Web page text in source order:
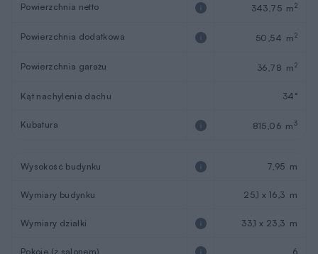
Powierzchnia netto 343,75 m2
Powierzchnia dodatkowa 50,54 m2
Powierzchnia garażu 36,78 m2
Kąt nachylenia dachu 34°
Kubatura 815,06 m3
Wysokość budynku 7,95 m
Wymiary budynku 25,1 x 16,3 m
Wymiary działki 33,1 x 23,3 m
Pokoje (z salonem) 6